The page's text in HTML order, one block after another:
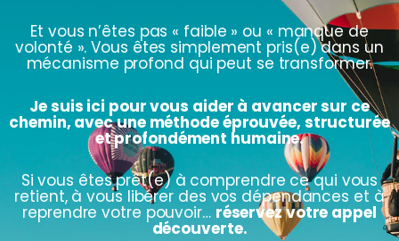
Et vous n’êtes pas « faible » ou « manque de
volonté ». Vous êtes simplement pris(e) dans un
mécanisme profond qui peut se transformer.
Je suis ici pour vous aider à avancer sur ce
chemin, avec une méthode éprouvée, structurée
et profondément humaine.
Si vous êtes prêt(e) à comprendre ce qui vous
retient, à vous libérer des vos dépendances et à
reprendre votre pouvoir… réservez votre appel
découverte.